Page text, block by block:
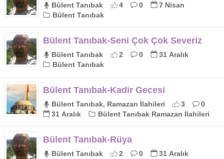
Bülent Tanıbak 4 0
7 Nisan
Bülent Tanıbak
Bülent Tanıbak-Seni Çok Çok Severiz
Bülent Tanıbak 2 0
31 Aralık
Bülent Tanıbak
Bülent Tanıbak-Kadir Gecesi
Bülent Tanıbak, Ramazan İlahileri 3
0
31 Aralık
Bülent Tanıbak Ramazan İlahileri
Bülent Tanıbak-Rüya
Bülent Tanıbak 2 0
31 Aralık